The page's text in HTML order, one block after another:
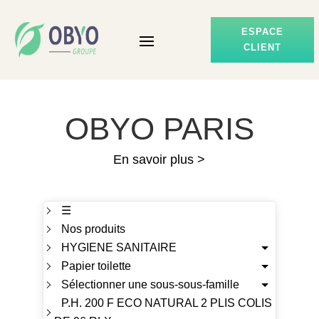
ESPACE
CLIENT
OBYO PARIS
En savoir plus >
☰
Nos produits
HYGIENE SANITAIRE
Papier toilette
Sélectionner une sous-sous-famille
P.H. 200 F ECO NATURAL 2 PLIS COLIS